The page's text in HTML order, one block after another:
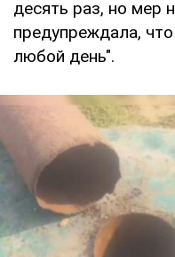
десять раз, но мер
предупреждала,
любой день".